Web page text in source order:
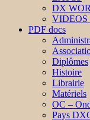
DX
VIDEOS
PDF docs
Diplômes
Histoire
Librairie
Matériels
OC –
Pays